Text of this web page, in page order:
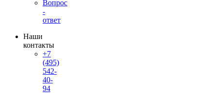
Вопрос
-
ответ
Наши
контакты
+7
(495)
542-
40-
94